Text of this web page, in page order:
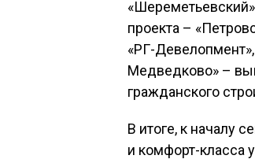
проекта –
«РГ-
Медведково» –
гражданского
В итоге, к началу
и комфорт-класса